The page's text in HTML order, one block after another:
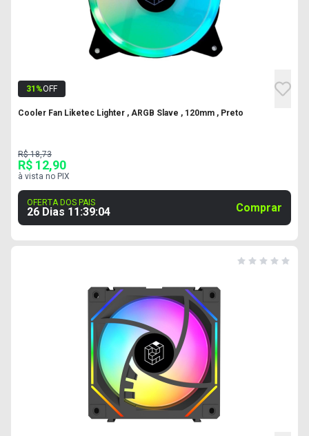
31 %OFF
Cooler Fan Liketec Lighter , ARGB Slave , 120mm , Preto
R$ 18,73
R$ 12,90
à vista no PIX
OFERTA DOS PAIS
26 Dias 11:39:03 Comprar